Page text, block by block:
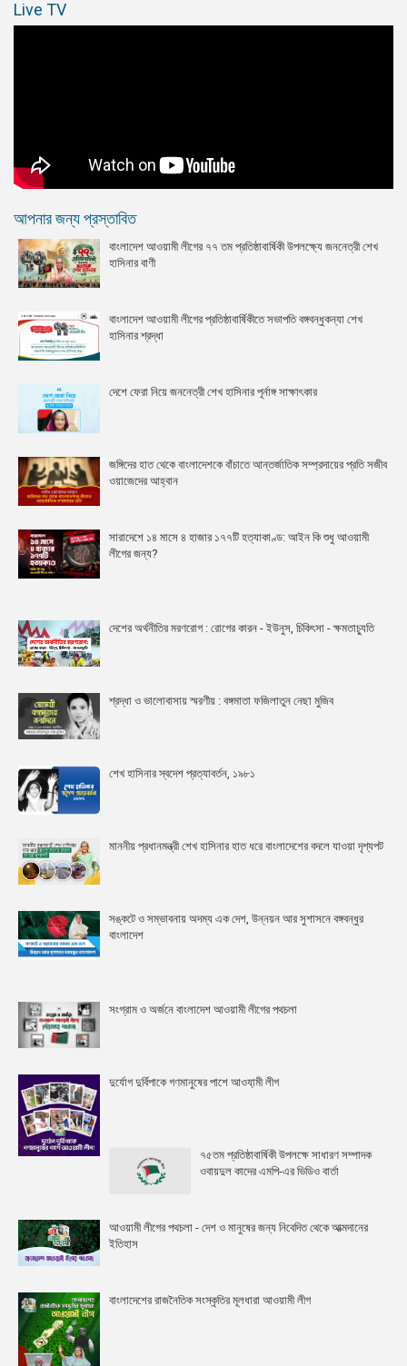
Live TV
আপনার জন্য প্রস্তাবিত
বাংলাদেশ আওয়ামী লীগের ৭৭ তম প্রতিষ্ঠাবার্ষিকী উপলক্ষ্যে জননেত্রী শেখ
হাসিনার বাণী
বাংলাদেশ আওয়ামী লীগের প্রতিষ্ঠাবার্ষিকীতে সভাপতি বঙ্গবন্ধুকন্যা শেখ
হাসিনার শ্রদ্ধা
দেশে ফেরা নিয়ে জননেত্রী শেখ হাসিনার পূর্নাঙ্গ সাক্ষাৎকার
জঙ্গিদের হাত থেকে বাংলাদেশকে বাঁচাতে আন্তর্জাতিক সম্প্রদায়ের প্রতি সজীব
ওয়াজেদের আহ্বান
সারাদেশে ১৪ মাসে ৪ হাজার ১৭৭টি হত্যাকাণ্ড: আইন কি শুধু আওয়ামী
লীগের জন্য?
দেশের অর্থনীতির মরণরোগ : রোগের কারন - ইউনুস, চিকিৎসা - ক্ষমতাচ্যুতি
শ্রদ্ধা ও ভালোবাসায় স্মরণীয় : বঙ্গমাতা ফজিলাতুন নেছা মুজিব
শেখ হাসিনার স্বদেশ প্রত্যাবর্তন, ১৯৮১
মাননীয় প্রধানমন্ত্রী শেখ হাসিনার হাত ধরে বাংলাদেশের বদলে যাওয়া দৃশ্যপট
সঙ্কটে ও সম্ভাবনায় অদম্য এক দেশ, উন্নয়ন আর সুশাসনে বঙ্গবন্ধুর
বাংলাদেশ
সংগ্রাম ও অর্জনে বাংলাদেশ আওয়ামী লীগের পথচলা
দুর্যোগ দুর্বিপাকে গণমানুষের পাশে আওযা়মী লীগ
৭৫তম প্রতিষ্ঠাবার্ষিকী উপলক্ষে সাধারণ সম্পাদক
ওবায়দুল কাদের এমপি-এর ভিডিও বার্তা
আওয়ামী লীগের পথচলা - দেশ ও মানুষের জন্য নিবেদিত থেকে আত্মদানের
ইতিহাস
বাংলাদেশের রাজনৈতিক সংস্কৃতির মূলধারা আওয়ামী লীগ